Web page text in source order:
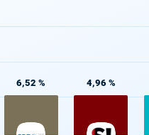
6,52 % 4,96 %